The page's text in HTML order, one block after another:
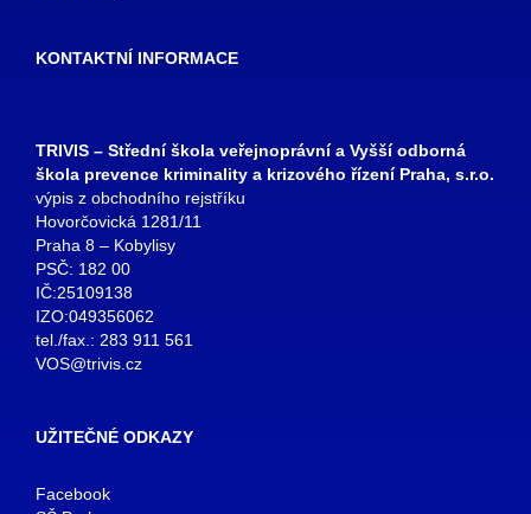
KONTAKTNÍ INFORMACE
TRIVIS – Střední škola veřejnoprávní a Vyšší odborná
škola prevence kriminality a krizového řízení Praha, s.r.o.
výpis z obchodního rejstříku
Hovorčovická 1281/11
Praha 8 – Kobylisy
PSČ: 182 00
IČ:25109138
IZO:049356062
tel./fax.: 283 911 561
VOS@trivis.cz
UŽITEČNÉ ODKAZY
Facebook